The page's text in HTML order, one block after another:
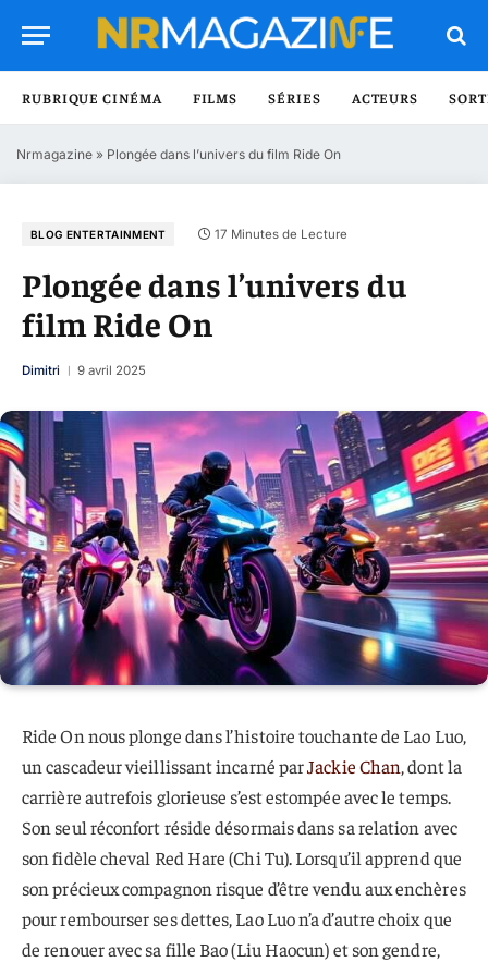
RUBRIQUE CINÉMA FILMS SÉRIES ACTEURS
Nrmagazine » Plongée dans l’univers du film Ride On
BLOG ENTERTAINMENT 17 Minutes de Lecture
Plongée dans l’univers du
film Ride On
Dimitri 9 avril 2025
Ride On nous plonge dans l’histoire touchante de Lao Luo,
un cascadeur vieillissant incarné parJackie Chan, dont la
carrière autrefois glorieuse s’est estompée avec le temps.
Son seul réconfort réside désormais dans sa relation avec
son fidèle cheval Red Hare (Chi Tu). Lorsqu’il apprend que
son précieux compagnon risque d’être vendu aux enchères
pour rembourser ses dettes, Lao Luo n’a d’autre choix que
de renouer avec sa fille Bao (Liu Haocun) et son gendre,